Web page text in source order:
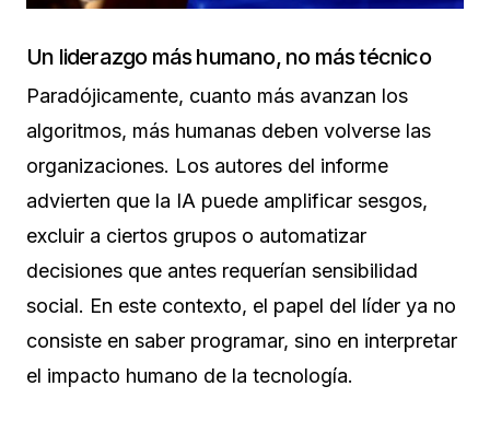
Un liderazgo más humano, no más técnico
Paradójicamente, cuanto más avanzan los
algoritmos, más humanas deben volverse las
organizaciones. Los autores del informe
advierten que la IA puede amplificar sesgos,
excluir a ciertos grupos o automatizar
decisiones que antes requerían sensibilidad
social. En este contexto, el papel del líder ya no
consiste en saber programar, sino en interpretar
el impacto humano de la tecnología.